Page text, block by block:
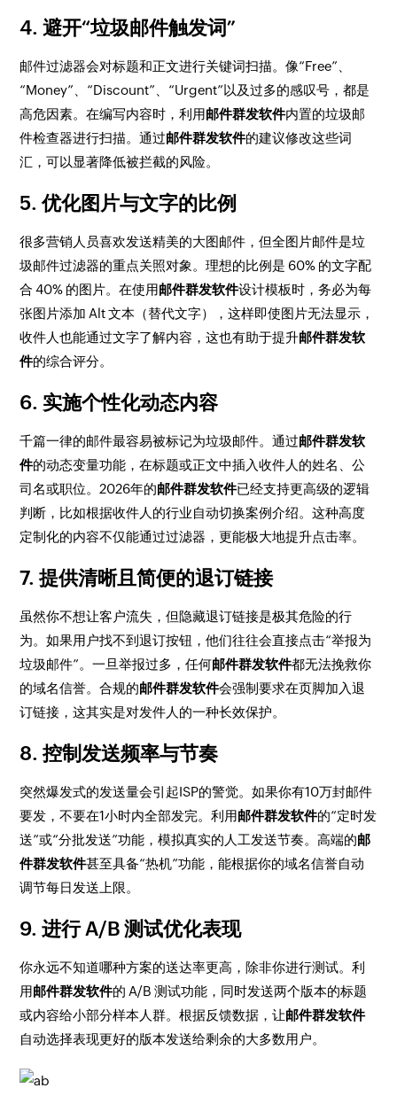
4. 避开“垃圾邮件触发词”
邮件过滤器会对标题和正文进行关键词扫描。像“Free”、
“Money”、“Discount”、“Urgent”以及过多的感叹号，都是
高危因素。在编写内容时，利用邮件群发软件内置的垃圾邮
件检查器进行扫描。通过邮件群发软件的建议修改这些词
汇，可以显著降低被拦截的风险。
5. 优化图片与文字的比例
很多营销人员喜欢发送精美的大图邮件，但全图片邮件是垃
圾邮件过滤器的重点关照对象。理想的比例是 60% 的文字配
合 40% 的图片。在使用邮件群发软件设计模板时，务必为每
张图片添加 Alt 文本（替代文字），这样即使图片无法显示，
收件人也能通过文字了解内容，这也有助于提升邮件群发软
件的综合评分。
6. 实施个性化动态内容
千篇一律的邮件最容易被标记为垃圾邮件。通过邮件群发软
件的动态变量功能，在标题或正文中插入收件人的姓名、公
司名或职位。2026年的邮件群发软件已经支持更高级的逻辑
判断，比如根据收件人的行业自动切换案例介绍。这种高度
定制化的内容不仅能通过过滤器，更能极大地提升点击率。
7. 提供清晰且简便的退订链接
虽然你不想让客户流失，但隐藏退订链接是极其危险的行
为。如果用户找不到退订按钮，他们往往会直接点击“举报为
垃圾邮件”。一旦举报过多，任何邮件群发软件都无法挽救你
的域名信誉。合规的邮件群发软件会强制要求在页脚加入退
订链接，这其实是对发件人的一种长效保护。
8. 控制发送频率与节奏
突然爆发式的发送量会引起ISP的警觉。如果你有10万封邮件
要发，不要在1小时内全部发完。利用邮件群发软件的“定时发
送”或“分批发送”功能，模拟真实的人工发送节奏。高端的邮
件群发软件甚至具备“热机”功能，能根据你的域名信誉自动
调节每日发送上限。
9. 进行 A/B 测试优化表现
你永远不知道哪种方案的送达率更高，除非你进行测试。利
用邮件群发软件的 A/B 测试功能，同时发送两个版本的标题
或内容给小部分样本人群。根据反馈数据，让邮件群发软件
自动选择表现更好的版本发送给剩余的大多数用户。